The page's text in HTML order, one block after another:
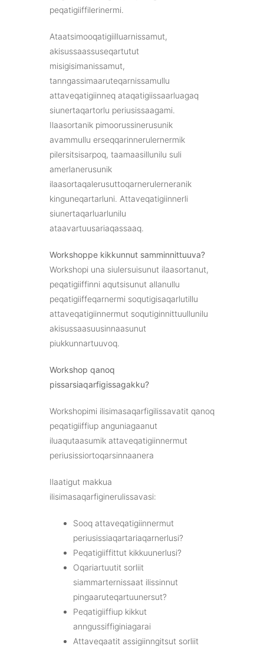
peqatigiiffilerinermi.
Ataatsimooqatigiilluarnissamut,
akisussaassuseqartutut
misigisimanissamut,
tanngassimaaruteqarnissamullu
attaveqatigiinneq ataqatigiissaarluagaq
siunertaqartorlu periusissaagami.
Ilaasortanik pimoorussinerusunik
avammullu erseqqarinnerulernermik
pilersitsisarpoq, taamaasillunilu suli
amerlanerusunik
ilaasortaqalerusuttoqarnerulerneranik
kinguneqartarluni. Attaveqatigiinnerli
siunertaqarluarlunilu
ataavartuusariaqassaaq.
Workshoppe kikkunnut samminnittuuva?
Workshopi una siulersuisunut ilaasortanut,
peqatigiiffinni aqutsisunut allanullu
peqatigiiffeqarnermi soqutigisaqarlutillu
attaveqatigiinnermut soqutiginnittuullunilu
akisussaasuusinnaasunut
piukkunnartuuvoq.
Workshop qanoq
pissarsiaqarfigissagakku?
Workshopimi ilisimasaqarfigilissavatit qanoq
peqatigiiffiup anguniagaanut
iluaqutaasumik attaveqatigiinnermut
periusissiortoqarsinnaanera
Ilaatigut makkua
ilisimasaqarfiginerulissavasi:
Sooq attaveqatigiinnermut
periusissiaqartariaqarnerlusi?
Peqatigiiffittut kikkuunerlusi?
Oqariartuutit sorliit
siammarternissaat ilissinnut
pingaaruteqartuunersut?
Peqatigiiffiup kikkut
anngussiffiginiagarai
Attaveqaatit assigiinngitsut sorliit